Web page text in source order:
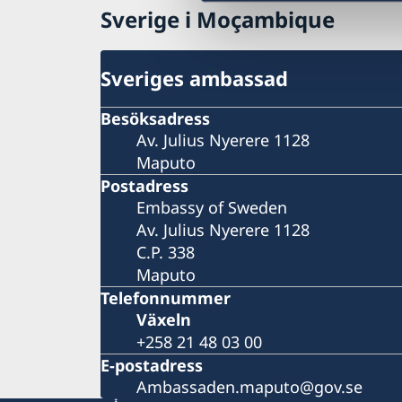
Sverige i Moçambique
Sveriges ambassad
Besöksadress
Av. Julius Nyerere 1128
Maputo
Postadress
Embassy of Sweden
Av. Julius Nyerere 1128
C.P. 338
Maputo
Telefonnummer
Växeln
+258 21 48 03 00
E-postadress
Ambassaden.maputo@gov.se